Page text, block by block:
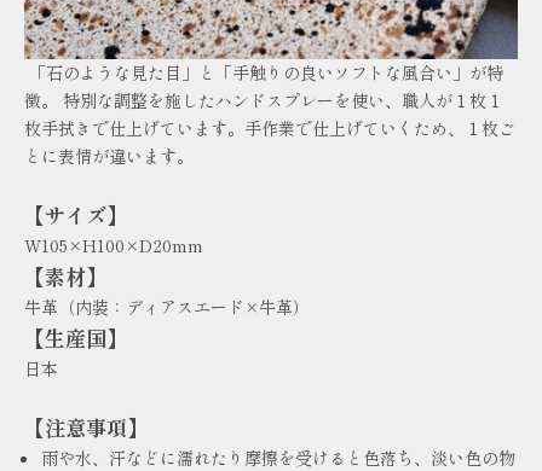
「石のような見た目」と「手触りの良いソフトな風合い」が特
徴。 特別な調整を施したハンドスプレーを使い、職人が１枚１
枚手拭きで仕上げています。手作業で仕上げていくため、１枚ご
とに表情が違います。
【サイズ】
W105×H100×D20mm
【素材】
牛革（内装：ディアスエード×牛革）
【生産国】
日本
【注意事項】
雨や水、汗などに濡れたり摩擦を受けると色落ち、淡い色の物